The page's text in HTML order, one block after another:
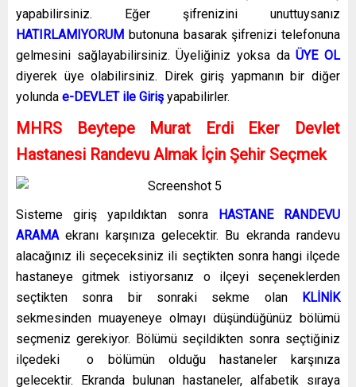
yapabilirsiniz. Eğer şifrenizini unuttuysanız
HATIRLAMIYORUM butonuna basarak şifrenizi telefonuna
gelmesini sağlayabilirsiniz. Üyeliğiniz yoksa daÜYE OL
diyerek üye olabilirsiniz. Direk giriş yapmanın bir diğer
yolunda e-DEVLET ile Giriş yapabilirler.
MHRS Beytepe Murat Erdi Eker Devlet
Hastanesi Randevu Almak İçin Şehir Seçmek
Sisteme giriş yapıldıktan sonra HASTANE RANDEVU
ARAMA ekranı karşınıza gelecektir. Bu ekranda randevu
alacağınız ili seçeceksiniz ili seçtikten sonra hangi ilçede
hastaneye gitmek istiyorsanız o ilçeyi seçeneklerden
seçtikten sonra bir sonraki sekme olan KLİNİK
sekmesinden muayeneye olmayı düşündüğünüz bölümü
seçmeniz gerekiyor. Bölümü seçildikten sonra seçtiğiniz
ilçedeki o bölümün olduğu hastaneler karşınıza
gelecektir. Ekranda bulunan hastaneler, alfabetik sıraya